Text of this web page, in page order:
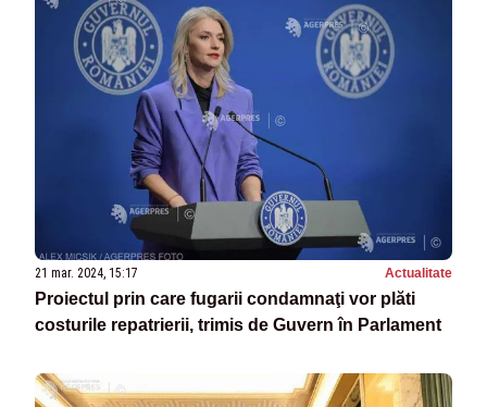
21 mar. 2024, 15:17 Actualitate
Proiectul prin care fugarii condamnaţi vor plăti
costurile repatrierii, trimis de Guvern în Parlament